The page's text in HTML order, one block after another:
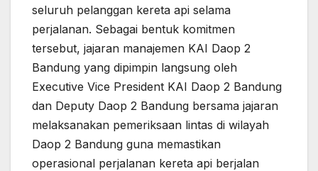
seluruh pelanggan kereta api selama
perjalanan. Sebagai bentuk komitmen
tersebut, jajaran manajemen KAI Daop 2
Bandung yang dipimpin langsung oleh
Executive Vice President KAI Daop 2 Bandung
dan Deputy Daop 2 Bandung bersama jajaran
melaksanakan pemeriksaan lintas di wilayah
Daop 2 Bandung guna memastikan
operasional perjalanan kereta api berjalan